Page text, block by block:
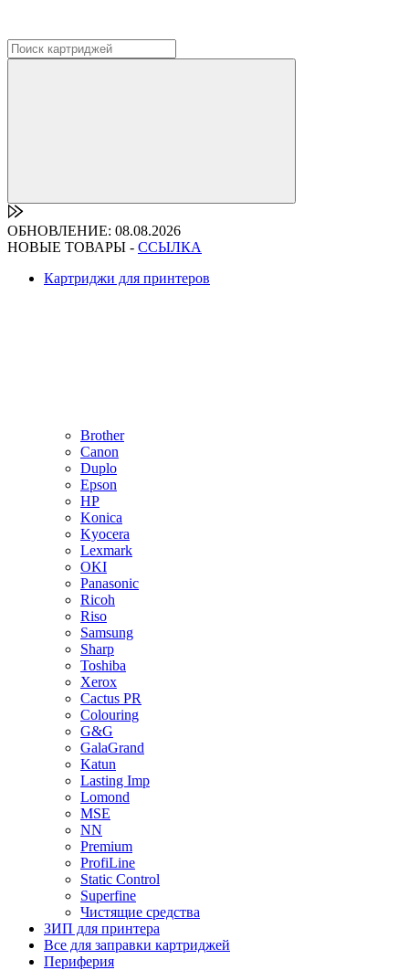
ОБНОВЛЕНИЕ: 08.08.2026
НОВЫЕ ТОВАРЫ - ССЫЛКА
Картриджи для принтеров
Brother
Canon
Duplo
Epson
HP
Konica
Kyocera
Lexmark
OKI
Panasonic
Ricoh
Riso
Samsung
Sharp
Toshiba
Xerox
Cactus PR
Colouring
G&G
GalaGrand
Katun
Lasting Imp
Lomond
MSE
NN
Premium
ProfiLine
Static Control
Superfine
Чистящие средства
ЗИП для принтера
Все для заправки картриджей
Периферия